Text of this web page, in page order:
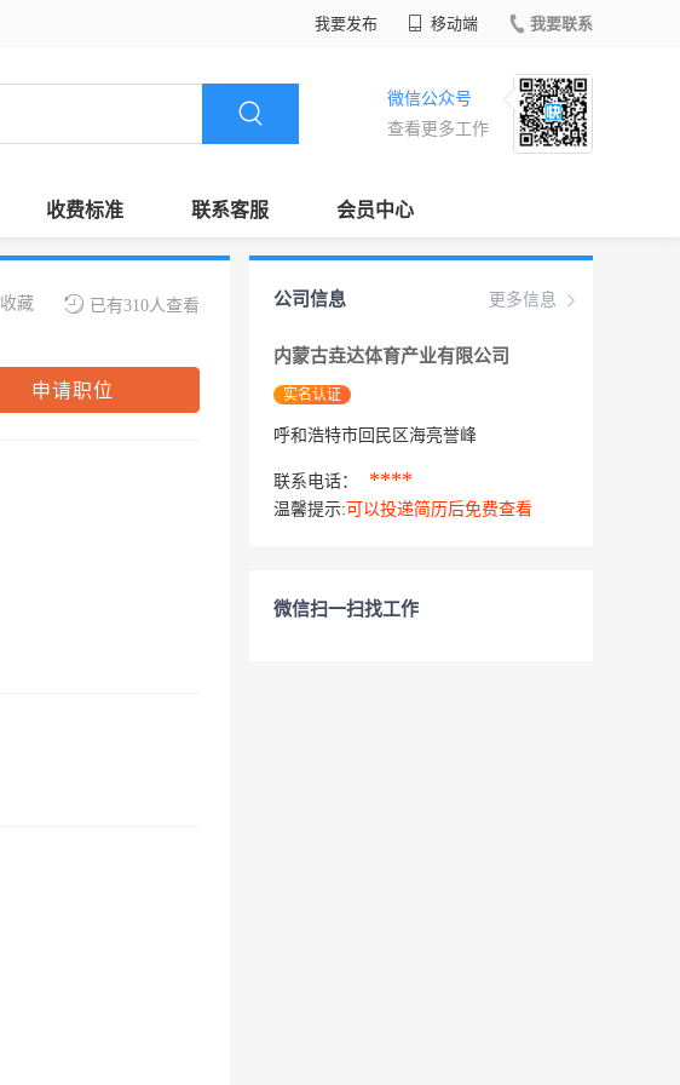
我要发布 移动端 我要联系
微信公众号
查看更多工作
收费标准 联系客服 会员中心
已有310人查看
收藏
申请职位
更多信息
公司信息
内蒙古垚达体育产业有限公司
实名认证
呼和浩特市回民区海亮誉峰
联系电话： ****
温馨提示: 可以投递简历后免费查看
微信扫一扫找工作